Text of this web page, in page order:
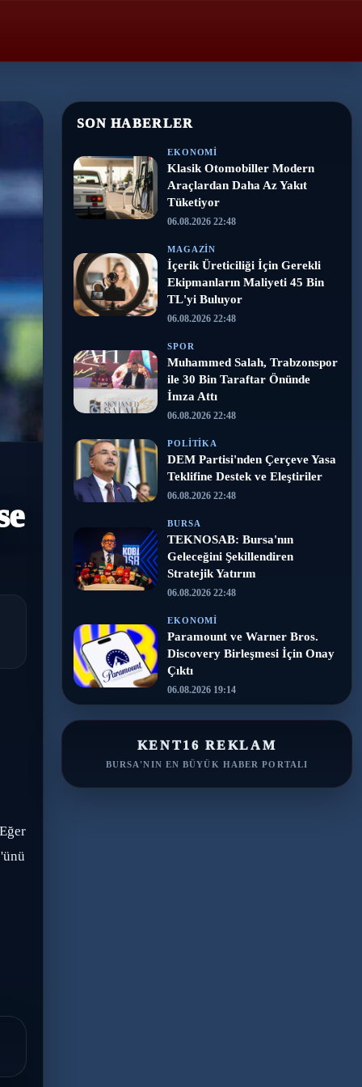
SON HABERLER
EKONOMI
Klasik Otomobiller Modern
Araçlardan Daha Az Yakıt
Tüketiyor
06.08.2026 22:48
MAGAZIN
İçerik Üreticiliği İçin Gerekli
Ekipmanların Maliyeti 45 Bin
TL'yi Buluyor
06.08.2026 22:48
SPOR
Muhammed Salah, Trabzonspor
ile 30 Bin Taraftar Önünde
İmza Attı
06.08.2026 22:48
POLITIKA
DEM Partisi'nden Çerçeve Yasa
Teklifine Destek ve Eleştiriler
06.08.2026 22:48
BURSA
TEKNOSAB: Bursa'nın
Geleceğini Şekillendiren
Stratejik Yatırım
06.08.2026 22:48
EKONOMI
Paramount ve Warner Bros.
Discovery Birleşmesi İçin Onay
Çıktı
06.08.2026 19:14
KENT16 REKLAM
BURSA'NIN EN BÜYÜK HABER PORTALI